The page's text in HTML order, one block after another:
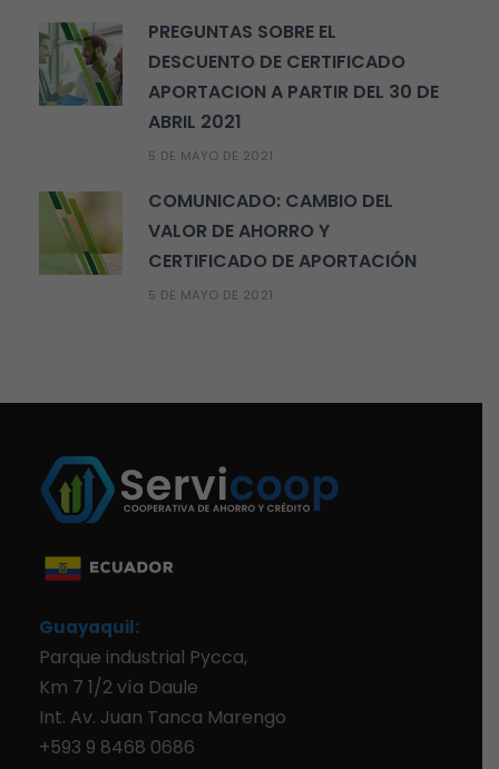
PREGUNTAS SOBRE EL
DESCUENTO DE CERTIFICADO
APORTACION A PARTIR DEL 30 DE
ABRIL 2021
5 DE MAYO DE 2021
COMUNICADO: CAMBIO DEL
VALOR DE AHORRO Y
CERTIFICADO DE APORTACIÓN
5 DE MAYO DE 2021
Guayaquil:
Parque industrial Pycca,
Km 7 1/2 vía Daule
Int. Av. Juan Tanca Marengo
+593 9 8468 0686